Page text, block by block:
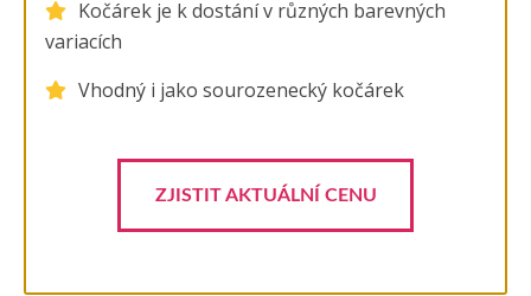
Kočárek je k dostání v různých barevných
variacích
Vhodný i jako sourozenecký kočárek
ZJISTIT AKTUÁLNÍ CENU